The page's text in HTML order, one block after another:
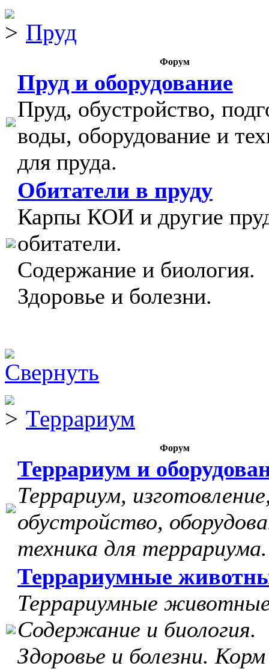
Пруд
Форум
Пруд и оборудование
Пруд, обустройство,
воды, оборудование и
для пруда.
Обитатели в пруду
Карпы КОИ и другие
обитатели.
Содержание и биология.
Здоровье и болезни.
Террариум
Форум
Террариум и
Террариум,
обустройство,
техника для террариума.
Террариумные
Террариумные
Содержание и биология.
Здоровье и болезни.